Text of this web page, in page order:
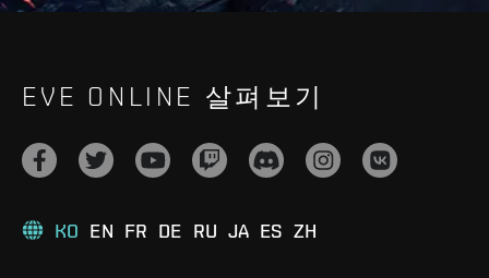
EVE ONLINE 살펴보기
KO EN FR DE RU JA ES ZH